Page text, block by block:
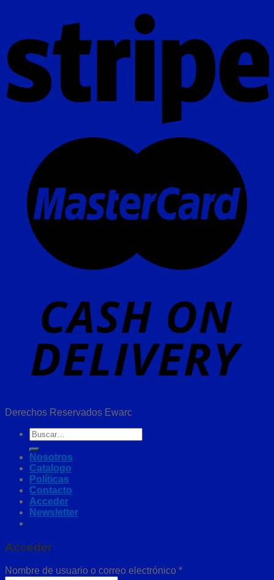
Derechos Reservados Ewarc
Buscar
por:
Nosotros
Catalogo
Políticas
Contacto
Acceder
Newsletter
Acceder
Nombre de usuario o correo electrónico *